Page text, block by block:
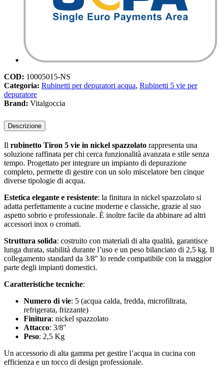
COD: 10005015-NS
Categoria: Rubinetti per depuratori acqua, Rubinetti 5 vie per
depuratore
Brand: Vitalgoccia
Descrizione
Il rubinetto Tiron 5 vie in nickel spazzolato rappresenta una
soluzione raffinata per chi cerca funzionalità avanzata e stile senza
tempo. Progettato per integrare un impianto di depurazione
completo, permette di gestire con un solo miscelatore ben cinque
diverse tipologie di acqua.
Estetica elegante e resistente: la finitura in nickel spazzolato si
adatta perfettamente a cucine moderne e classiche, grazie al suo
aspetto sobrio e professionale. È inoltre facile da abbinare ad altri
accessori inox o cromati.
Struttura solida: costruito con materiali di alta qualità, garantisce
lunga durata, stabilità durante l’uso e un peso bilanciato di 2,5 kg. Il
collegamento standard da 3/8″ lo rende compatibile con la maggior
parte degli impianti domestici.
Caratteristiche tecniche:
Numero di vie: 5 (acqua calda, fredda, microfiltrata,
refrigerata, frizzante)
Finitura: nickel spazzolato
Attacco: 3/8″
Peso: 2,5 Kg
Un accessorio di alta gamma per gestire l’acqua in cucina con
efficienza e un tocco di design professionale.